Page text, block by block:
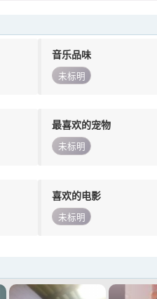
音乐品味
未标明
最喜欢的宠物
未标明
喜欢的电影
未标明